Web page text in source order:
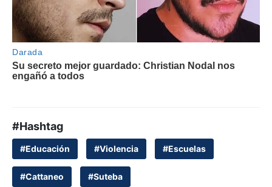
#Hashtag
#Educación #Violencia #Escuelas
#Cattaneo #Suteba